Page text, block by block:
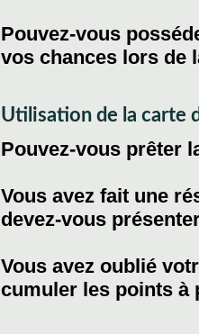
Pouvez-vous
vos chances lors de
Utilisation de la carte
Pouvez-vous prêter
Vous avez fait une
devez-vous
Vous avez oublié
cumuler les points